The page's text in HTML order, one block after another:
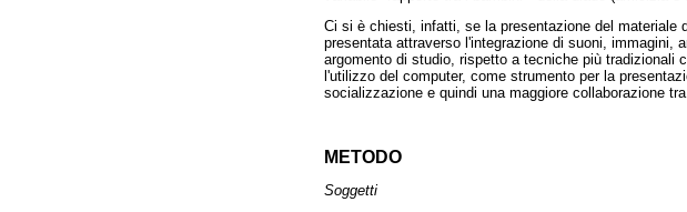
Ci si è chiesti, infatti, se la presentazione del materiale
presentata attraverso l'integrazione di suoni, immagini,
argomento di studio, rispetto a tecniche più tradizionali
l'utilizzo del computer, come strumento per la
socializzazione e quindi una maggiore collaborazione
METODO
Soggetti